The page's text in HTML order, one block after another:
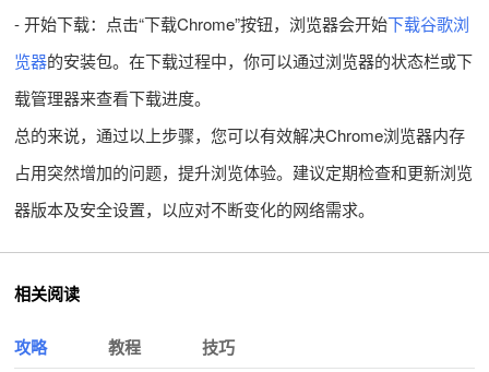
- 开始下载：点击“下载Chrome”按钮，浏览器会开始下载谷歌浏
览器的安装包。在下载过程中，你可以通过浏览器的状态栏或下
载管理器来查看下载进度。
总的来说，通过以上步骤，您可以有效解决Chrome浏览器内存
占用突然增加的问题，提升浏览体验。建议定期检查和更新浏览
器版本及安全设置，以应对不断变化的网络需求。
相关阅读
攻略 教程 技巧